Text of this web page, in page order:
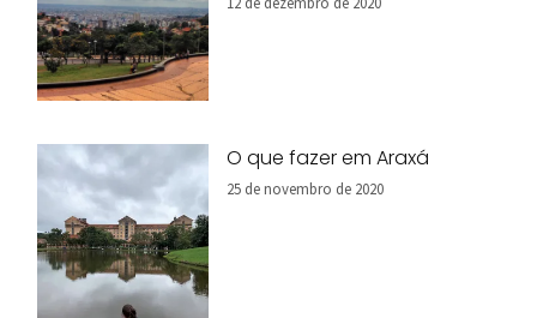
O que fazer em Araxá
25 de novembro de 2020